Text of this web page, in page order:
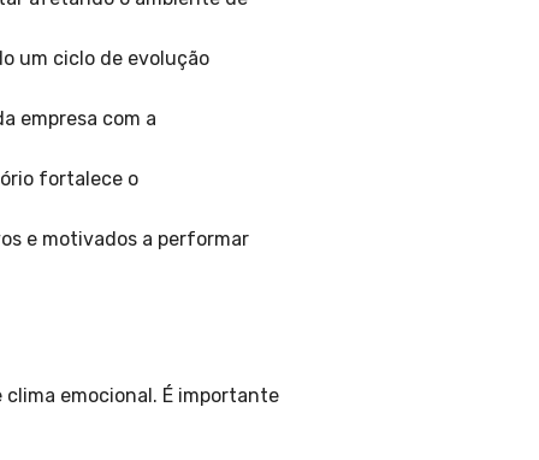
um ciclo de evolução
empresa com a
fortalece o
e motivados a performar
emocional. É importante